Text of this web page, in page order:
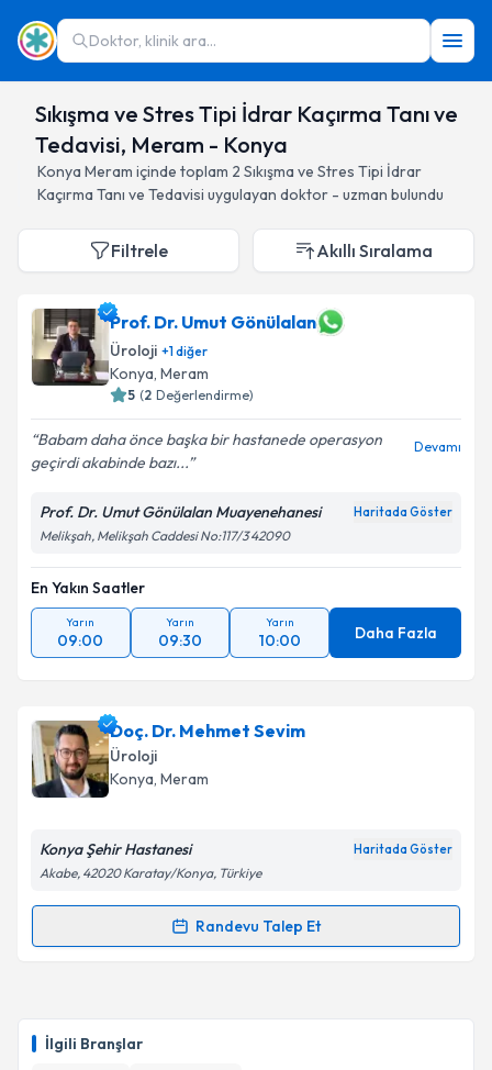
Doktor, klinik ara...
Sıkışma ve Stres Tipi İdrar Kaçırma Tanı ve
Tedavisi, Meram - Konya
Konya Meram içinde toplam 2 Sıkışma ve Stres Tipi İdrar
Kaçırma Tanı ve Tedavisi uygulayan doktor - uzman bulundu
İlgili Branşlar
Filtrele Akıllı Sıralama
Prof. Dr. Umut Gönülalan
Üroloji +1diğer
Konya, Meram
5 (2 Değerlendirme)
Babam daha önce başka bir hastanede operasyon
geçirdi akabinde bazı...
Devamı
Prof. Dr. Umut Gönülalan Muayenehanesi Haritada Göster
Melikşah, Melikşah Caddesi No:117/3 42090
En Yakın Saatler
Yarın
09:00
Yarın
09:30
Yarın
10:00 Daha Fazla
Doç. Dr. Mehmet Sevim
Üroloji
Konya, Meram
Konya Şehir Hastanesi Haritada Göster
Akabe, 42020 Karatay/Konya, Türkiye
Randevu Talep Et
Randevu Takvimi Talebi
takvim hazırlandığında e-posta ile bilgilendireceğiz.